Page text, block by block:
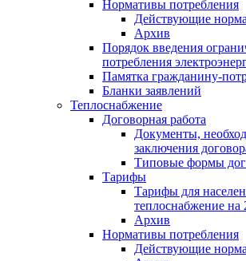
Нормативы потребления
Действующие
Архив
Порядок введения
потребления
Памятка гражданину-
Бланки заявлений
Теплоснабжение
Договорная работа
Документы,
заключения
Типовые формы
Тарифы
Тарифы для
теплоснабжение на
Архив
Нормативы потребления
Действующие